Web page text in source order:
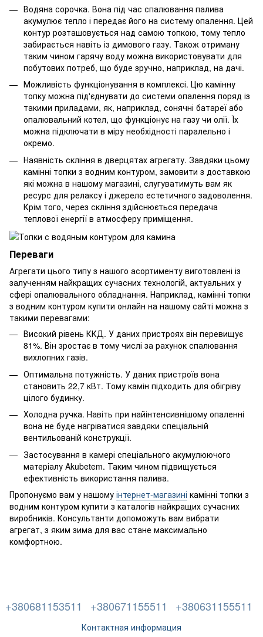
Водяна сорочка. Вона під час спалювання палива
акумулює тепло і передає його на систему опалення. Цей
контур розташовується над самою топкою, тому тепло
забирається навіть із димового газу. Також отриману
таким чином гарячу воду можна використовувати для
побутових потреб, що буде зручно, наприклад, на дачі.
Можливість функціонування в комплексі. Цю камінну
топку можна під'єднувати до системи опалення поряд із
такими приладами, як, наприклад, сонячні батареї або
опалювальний котел, що функціонує на газу чи олії. Їх
можна підключати в міру необхідності паралельно і
окремо.
Наявність скління в дверцятах агрегату. Завдяки цьому
камінні топки з водним контуром, замовити з доставкою
які можна в нашому магазині, слугуватимуть вам як
ресурс для релаксу і джерело естетичного задоволення.
Крім того, через скління здійснюється передача
теплової енергії в атмосферу приміщення.
Переваги
Агрегати цього типу з нашого асортименту виготовлені із
залученням найкращих сучасних технологій, актуальних у
сфері опалювального обладнання. Наприклад, камінні топки
з водним контуром купити онлайн на нашому сайті можна з
такими перевагами:
Високий рівень ККД. У даних пристроях він перевищує
81%. Він зростає в тому числі за рахунок спалювання
вихлопних газів.
Оптимальна потужність. У даних пристроїв вона
становить 22,7 кВт. Тому камін підходить для обігріву
цілого будинку.
Холодна ручка. Навіть при найінтенсивнішому опаленні
вона не буде нагріватися завдяки спеціальній
вентильованій конструкції.
Застосування в камері спеціального акумулюючого
матеріалу Akubetem. Таким чином підвищується
ефективність використання палива.
Пропонуємо вам у нашому інтернет-магазині камінні топки з
водним контуром купити з каталогів найкращих сучасних
виробників. Консультанти допоможуть вам вибрати
агрегат, з яким зима для вас стане максимально
комфортною.
+380681153511 +380671155511 +380631155511
Контактная информация